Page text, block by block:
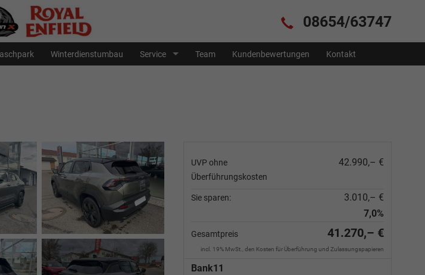
08654/63747
Winterdienstumbau Service Team Kundenbewertungen Kontakt
UVP ohne
Überführungskosten
42.990,– €
Sie sparen:
3.010,– €
7,0%
Gesamtpreis 41.270,– €
incl. 19% MwSt., den Kosten für Überführung und Zulassungspapieren
Bank11